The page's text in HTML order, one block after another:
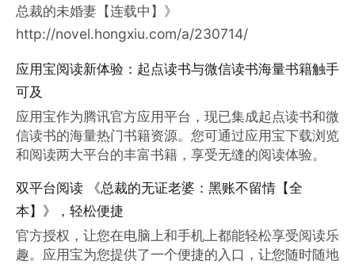
总裁的未婚妻【连载中】》
http://novel.hongxiu.com/a/230714/
应用宝阅读新体验：起点读书与微信读书海量书籍触手
可及
应用宝作为腾讯官方应用平台，现已集成起点读书和微
信读书的海量热门书籍资源。您可通过应用宝下载浏览
和阅读两大平台的丰富书籍，享受无缝的阅读体验。
双平台阅读 《总裁的无证老婆：黑账不留情【全
本】》，轻松便捷
官方授权，让您在电脑上和手机上都能轻松享受阅读乐
趣。应用宝为您提供了一个便捷的入口，让您随时随地